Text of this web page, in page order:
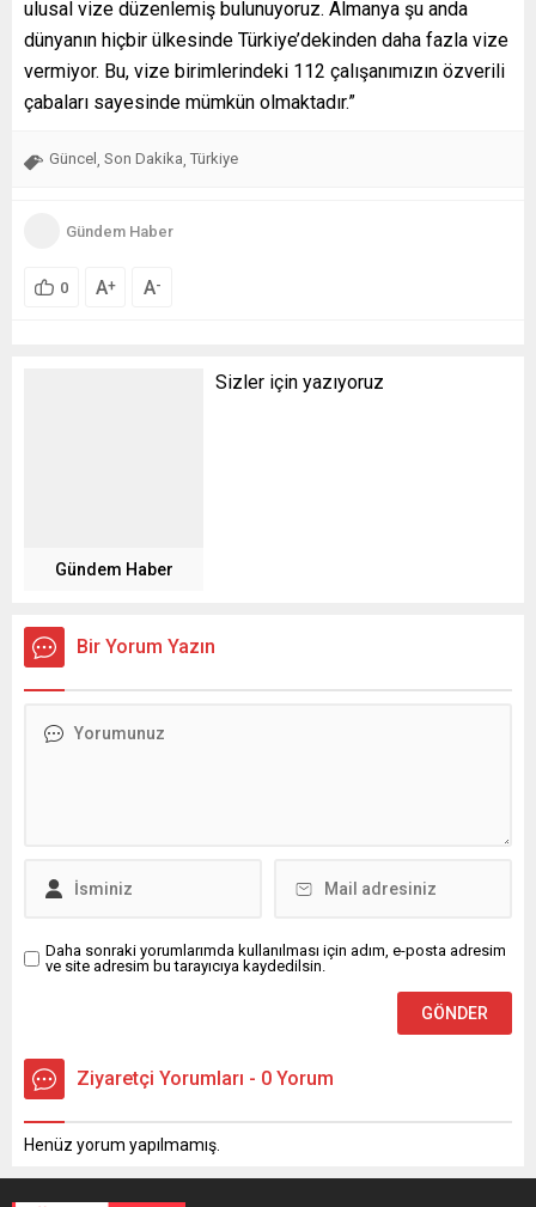
ulusal vize düzenlemiş bulunuyoruz. Almanya şu anda
dünyanın hiçbir ülkesinde Türkiye’dekinden daha fazla vize
vermiyor. Bu, vize birimlerindeki 112 çalışanımızın özverili
çabaları sayesinde mümkün olmaktadır.”
Güncel , Son Dakika, Türkiye
Gündem Haber
0 A+ A-
Gündem Haber
Sizler için yazıyoruz
Bir Yorum Yazın
Daha sonraki yorumlarımda kullanılması için adım, e-posta adresim
ve site adresim bu tarayıcıya kaydedilsin.
Ziyaretçi Yorumları - 0 Yorum
Henüz yorum yapılmamış.